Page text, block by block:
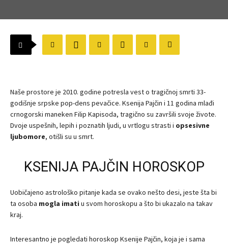
Naše prostore je 2010. godine potresla vest o tragičnoj smrti 33-
godišnje srpske pop-dens pevačice. Ksenija Pajčin i 11 godina mlađi
crnogorski maneken Filip Kapisoda, tragično su završili svoje živote.
Dvoje uspešnih, lepih i poznatih ljudi, u vrtlogu strasti i opsesivne
ljubomore, otišli su u smrt.
KSENIJA PAJČIN HOROSKOP
Uobičajeno astrološko pitanje kada se ovako nešto desi, jeste šta bi
ta osoba mogla imati u svom horoskopu a što bi ukazalo na takav
kraj.
Interesantno je pogledati horoskop Ksenije Pajčin, koja je i sama